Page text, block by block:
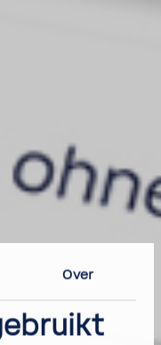
Over